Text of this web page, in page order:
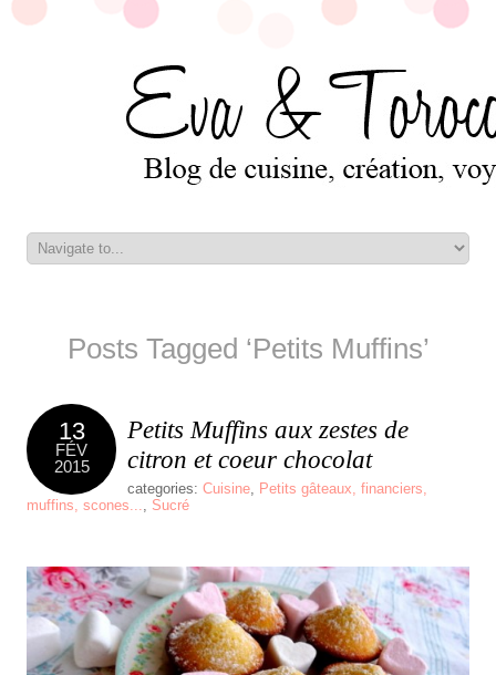
Posts Tagged ‘Petits Muffins’
13
FÉV
2015
Petits Muffins aux zestes de
citron et coeur chocolat
categories: Cuisine, Petits gâteaux, financiers,
muffins, scones..., Sucré